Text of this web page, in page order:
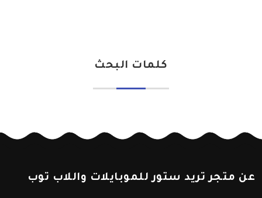
كلمات البحث
عن متجر تريد ستور للموبايلات واللاب توب